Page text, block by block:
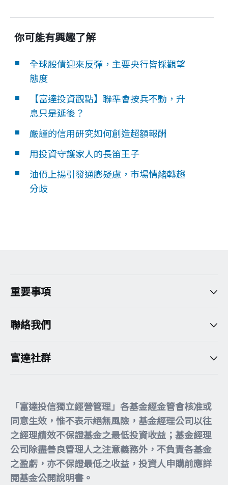
你可能有興趣了解
全球股債迎來反彈，主要央行皆採觀望
態度
【富達投資觀點】聯準會按兵不動，升
息只是延後？
嚴謹的信用研究如何創造超額報酬
用投資守護家人的長笛王子
油價上揚引發通膨疑慮，市場情緒轉趨
分歧
重要事項
聯絡我們
富達社群
「富達投信獨立經營管理」各基金經金管會核准或
同意生效，惟不表示絕無風險，基金經理公司以往
之經理績效不保證基金之最低投資收益；基金經理
公司除盡善良管理人之注意義務外，不負責各基金
之盈虧，亦不保證最低之收益，投資人申購前應詳
閱基金公開說明書。